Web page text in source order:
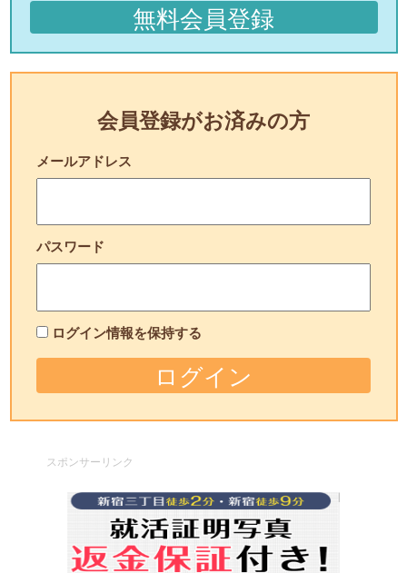
無料会員登録
会員登録がお済みの方
メールアドレス
パスワード
ログイン情報を保持する
スポンサーリンク